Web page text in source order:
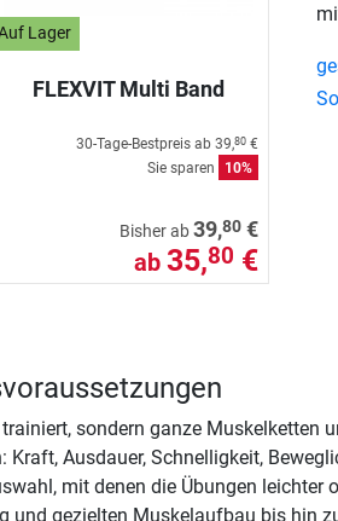
Lager
FLEXVIT Multi Band
30-Tage-Bestpreis ab39,80 €
Sie sparen
10%
Bisher ab39,80 €
ab35,80 €
sondern ganze Muskelketten
Ausdauer, Schnelligkeit,
mit denen die Übungen leichter
gezielten Muskelaufbau bis hin